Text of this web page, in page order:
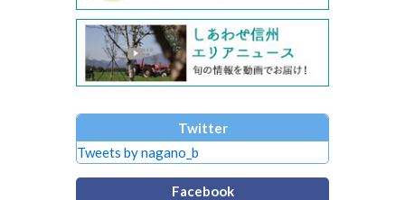
Twitter
Tweets by nagano_b
Facebook